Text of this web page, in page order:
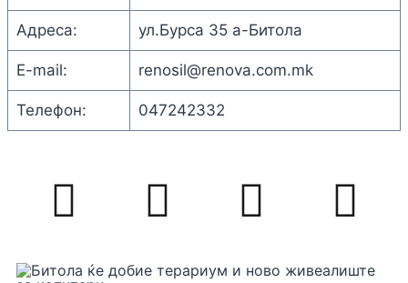
Адреса: ул.Бурса 35 а-Битола
E-mail: renosil@renova.com.mk
Телефон: 047242332